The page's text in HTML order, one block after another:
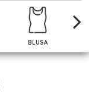
BLUSA